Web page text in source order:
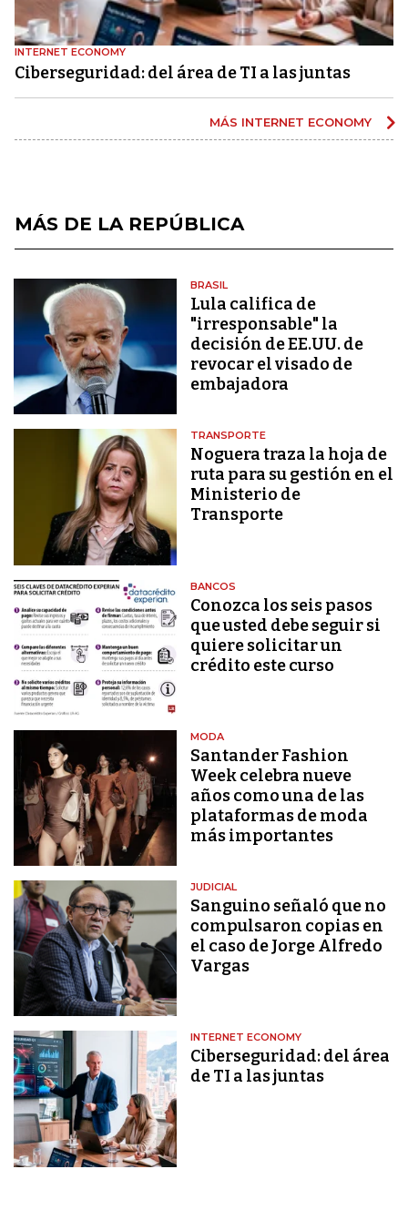
INTERNET ECONOMY
Ciberseguridad: del área de TI a las juntas
MÁS INTERNET ECONOMY
MÁS DE LA REPÚBLICA
BRASIL
Lula califica de
"irresponsable" la
decisión de EE.UU. de
revocar el visado de
embajadora
TRANSPORTE
Noguera traza la hoja de
ruta para su gestión en el
Ministerio de
Transporte
BANCOS
Conozca los seis pasos
que usted debe seguir si
quiere solicitar un
crédito este curso
MODA
Santander Fashion
Week celebra nueve
años como una de las
plataformas de moda
más importantes
JUDICIAL
Sanguino señaló que no
compulsaron copias en
el caso de Jorge Alfredo
Vargas
INTERNET ECONOMY
Ciberseguridad: del área
de TI a las juntas